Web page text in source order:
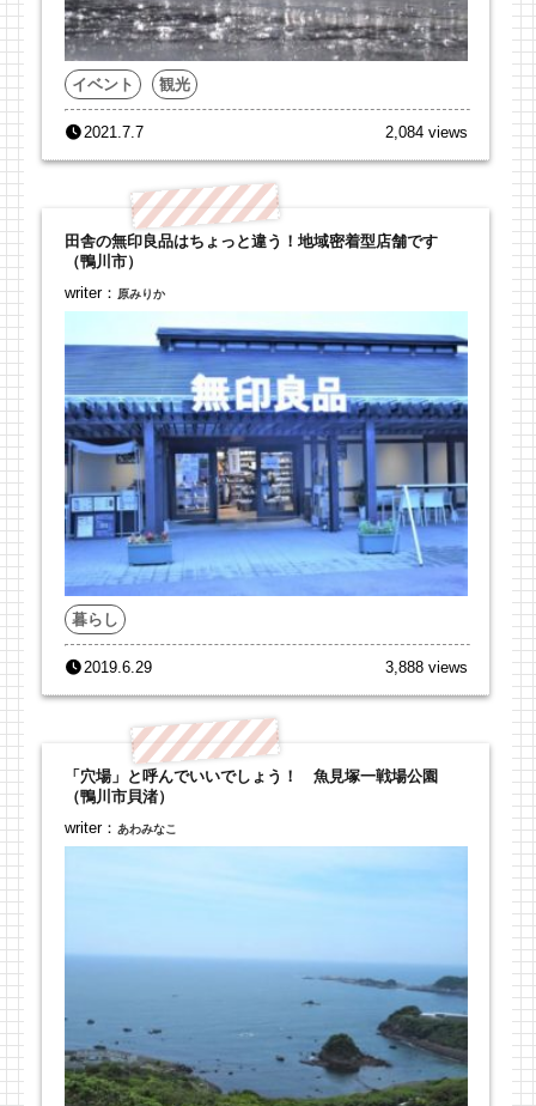
イベント 観光
2021.7.7 2,084 views
田舎の無印良品はちょっと違う！地域密着型店舗です
（鴨川市）
writer： 原みりか
暮らし
2019.6.29 3,888 views
「穴場」と呼んでいいでしょう！ 魚見塚一戦場公園
（鴨川市貝渚）
writer： あわみなこ